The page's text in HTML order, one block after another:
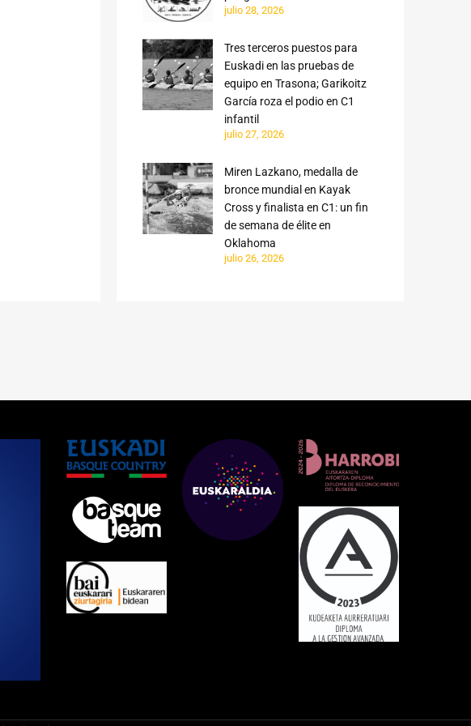
julio 28, 2026
Tres terceros puestos para
Euskadi en las pruebas de
equipo en Trasona; Garikoitz
García roza el podio en C1
infantil
julio 27, 2026
Miren Lazkano, medalla de
bronce mundial en Kayak
Cross y finalista en C1: un fin
de semana de élite en
Oklahoma
julio 26, 2026